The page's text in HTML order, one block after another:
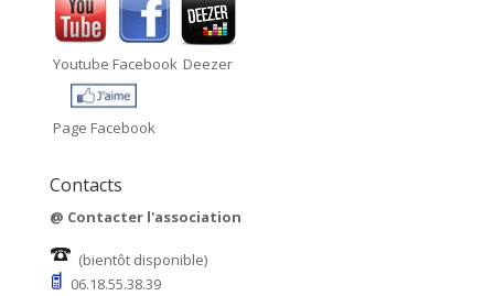
Youtube Facebook Deezer
Page Facebook
Contacts
@ Contacter l'association
(bientôt disponible)
06.18.55.38.39